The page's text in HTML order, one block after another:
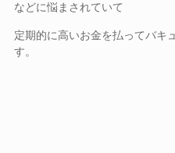
などに悩まされていて
定期的に高いお金を払ってバキ
す。